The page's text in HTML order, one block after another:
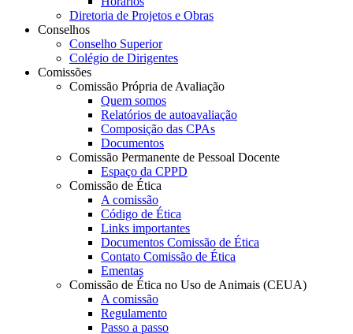
Diretoria de Projetos e Obras
Conselhos
Conselho Superior
Colégio de Dirigentes
Comissões
Comissão Própria de Avaliação
Quem somos
Relatórios de autoavaliação
Composição das CPAs
Documentos
Comissão Permanente de Pessoal Docente
Espaço da CPPD
Comissão de Ética
A comissão
Código de Ética
Links importantes
Documentos Comissão de Ética
Contato Comissão de Ética
Ementas
Comissão de Ética no Uso de Animais (CEUA)
A comissão
Regulamento
Passo a passo